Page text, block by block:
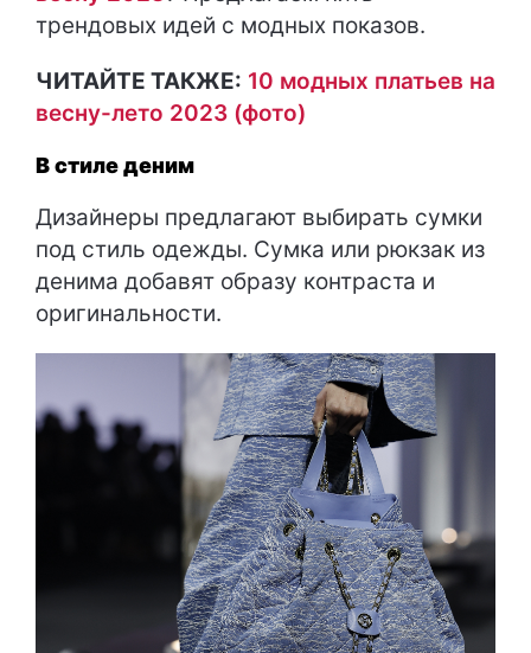
трендовых идей с модных показов.
ЧИТАЙТЕ ТАКЖЕ: 10 модных платьев на
весну-лето 2023 (фото)
В стиле деним
Дизайнеры предлагают выбирать сумки
под стиль одежды. Сумка или рюкзак из
денима добавят образу контраста и
оригинальности.